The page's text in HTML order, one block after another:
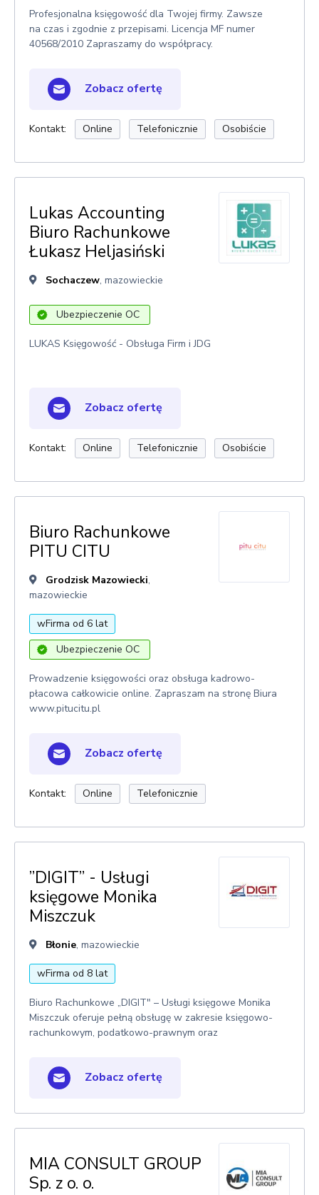
Profesjonalna księgowość dla Twojej firmy. Zawsze
na czas i zgodnie z przepisami. Licencja MF numer
40568/2010 Zapraszamy do współpracy.
Zobacz ofertę
Kontakt: Online Telefonicznie Osobiście
Lukas Accounting
Biuro Rachunkowe
Łukasz Heljasiński
Sochaczew, mazowieckie
Ubezpieczenie OC
LUKAS Księgowość - Obsługa Firm i JDG
Zobacz ofertę
Kontakt: Online Telefonicznie Osobiście
Biuro Rachunkowe
PITU CITU
Grodzisk Mazowiecki,
mazowieckie
wFirma od 6 lat
Ubezpieczenie OC
Prowadzenie księgowości oraz obsługa kadrowo-
płacowa całkowicie online. Zapraszam na stronę Biura
www.pitucitu.pl
Zobacz ofertę
Kontakt: Online Telefonicznie
”DIGIT” - Usługi
księgowe Monika
Miszczuk
Błonie, mazowieckie
wFirma od 8 lat
Biuro Rachunkowe „DIGIT" – Usługi księgowe Monika
Miszczuk oferuje pełną obsługę w zakresie księgowo-
rachunkowym, podatkowo-prawnym oraz
Zobacz ofertę
MIA CONSULT GROUP
Sp. z o. o.